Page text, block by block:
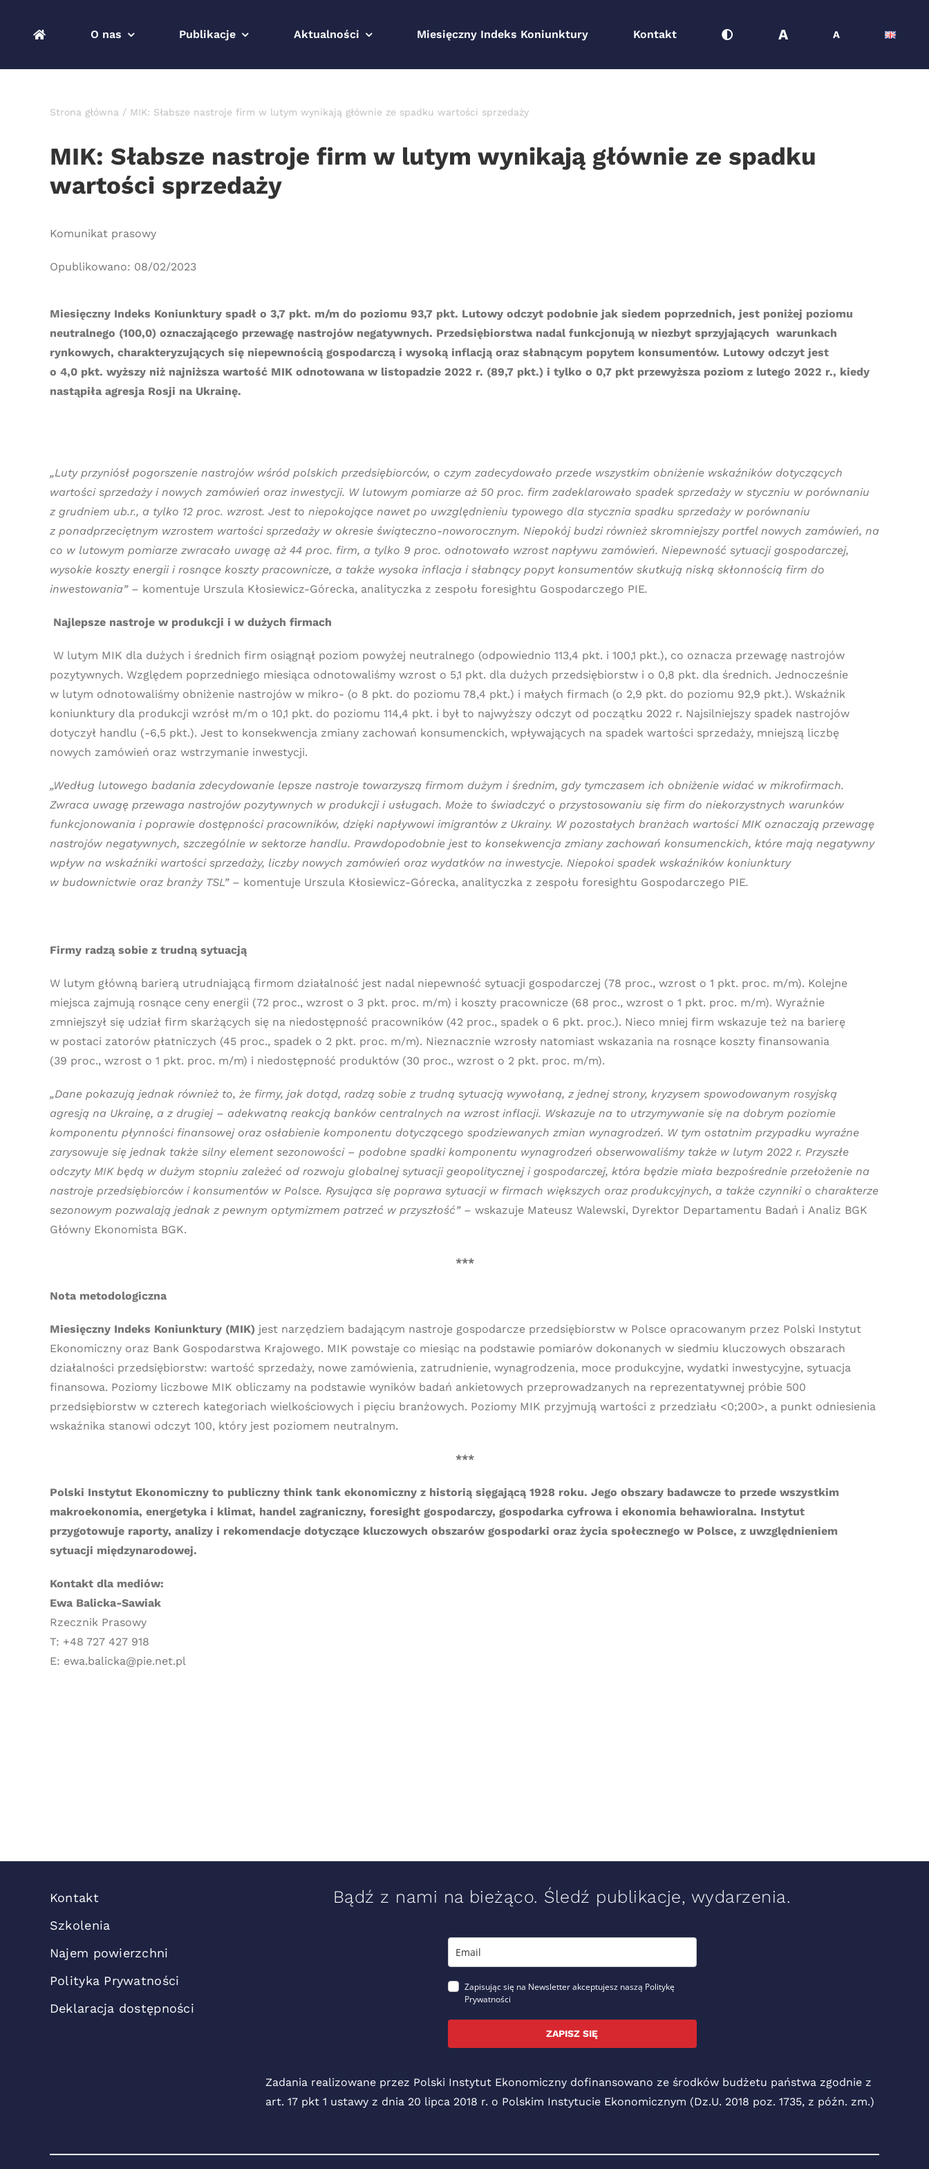
O nas Publikacje Aktualności Miesięczny Indeks Koniunktury Kontakt A A
Strona główna MIK: Słabsze nastroje firm w lutym wynikają głównie ze spadku wartości sprzedaży
MIK: Słabsze nastroje firm w lutym wynikają głównie ze spadku
wartości sprzedaży
Komunikat prasowy
Opublikowano: 08/02/2023
Miesięczny Indeks Koniunktury spadł o 3,7 pkt. m/m do poziomu 93,7 pkt. Lutowy odczyt podobnie jak siedem poprzednich, jest poniżej poziomu
neutralnego (100,0) oznaczającego przewagę nastrojów negatywnych. Przedsiębiorstwa nadal funkcjonują w niezbyt sprzyjających warunkach
rynkowych, charakteryzujących się niepewnością gospodarczą i wysoką inflacją oraz słabnącym popytem konsumentów. Lutowy odczyt jest
o 4,0 pkt. wyższy niż najniższa wartość MIK odnotowana w listopadzie 2022 r. (89,7 pkt.) i tylko o 0,7 pkt przewyższa poziom z lutego 2022 r., kiedy
nastąpiła agresja Rosji na Ukrainę.
„Luty przyniósł pogorszenie nastrojów wśród polskich przedsiębiorców, o czym zadecydowało przede wszystkim obniżenie wskaźników dotyczących
wartości sprzedaży i nowych zamówień oraz inwestycji. W lutowym pomiarze aż 50 proc. firm zadeklarowało spadek sprzedaży w styczniu w porównaniu
z grudniem ub.r., a tylko 12 proc. wzrost. Jest to niepokojące nawet po uwzględnieniu typowego dla stycznia spadku sprzedaży w porównaniu
z ponadprzeciętnym wzrostem wartości sprzedaży w okresie świąteczno-noworocznym. Niepokój budzi również skromniejszy portfel nowych zamówień, na
co w lutowym pomiarze zwracało uwagę aż 44 proc. firm, a tylko 9 proc. odnotowało wzrost napływu zamówień. Niepewność sytuacji gospodarczej,
wysokie koszty energii i rosnące koszty pracownicze, a także wysoka inflacja i słabnący popyt konsumentów skutkują niską skłonnością firm do
inwestowania” ­ – komentuje Urszula Kłosiewicz-Górecka, analityczka z zespołu foresightu Gospodarczego PIE.
Najlepsze nastroje w produkcji i w dużych firmach
W lutym MIK dla dużych i średnich firm osiągnął poziom powyżej neutralnego (odpowiednio 113,4 pkt. i 100,1 pkt.), co oznacza przewagę nastrojów
pozytywnych. Względem poprzedniego miesiąca odnotowaliśmy wzrost o 5,1 pkt. dla dużych przedsiębiorstw i o 0,8 pkt. dla średnich. Jednocześnie
w lutym odnotowaliśmy obniżenie nastrojów w mikro- (o 8 pkt. do poziomu 78,4 pkt.) i małych firmach (o 2,9 pkt. do poziomu 92,9 pkt.). Wskaźnik
koniunktury dla produkcji wzrósł m/m o 10,1 pkt. do poziomu 114,4 pkt. i był to najwyższy odczyt od początku 2022 r. Najsilniejszy spadek nastrojów
dotyczył handlu (-6,5 pkt.). Jest to konsekwencja zmiany zachowań konsumenckich, wpływających na spadek wartości sprzedaży, mniejszą liczbę
nowych zamówień oraz wstrzymanie inwestycji.
„Według lutowego badania zdecydowanie lepsze nastroje towarzyszą firmom dużym i średnim, gdy tymczasem ich obniżenie widać w mikrofirmach.
Zwraca uwagę przewaga nastrojów pozytywnych w produkcji i usługach. Może to świadczyć o przystosowaniu się firm do niekorzystnych warunków
funkcjonowania i poprawie dostępności pracowników, dzięki napływowi imigrantów z Ukrainy. W pozostałych branżach wartości MIK oznaczają przewagę
nastrojów negatywnych, szczególnie w sektorze handlu. Prawdopodobnie jest to konsekwencja zmiany zachowań konsumenckich, które mają negatywny
wpływ na wskaźniki wartości sprzedaży, liczby nowych zamówień oraz wydatków na inwestycje. Niepokoi spadek wskaźników koniunktury
w budownictwie oraz branży TSL” – komentuje Urszula Kłosiewicz-Górecka, analityczka z zespołu foresightu Gospodarczego PIE.
Firmy radzą sobie z trudną sytuacją
W lutym główną barierą utrudniającą firmom działalność jest nadal niepewność sytuacji gospodarczej (78 proc., wzrost o 1 pkt. proc. m/m). Kolejne
miejsca zajmują rosnące ceny energii (72 proc., wzrost o 3 pkt. proc. m/m) i koszty pracownicze (68 proc., wzrost o 1 pkt. proc. m/m). Wyraźnie
zmniejszył się udział firm skarżących się na niedostępność pracowników (42 proc., spadek o 6 pkt. proc.). Nieco mniej firm wskazuje też na barierę
w postaci zatorów płatniczych (45 proc., spadek o 2 pkt. proc. m/m). Nieznacznie wzrosły natomiast wskazania na rosnące koszty finansowania
(39 proc., wzrost o 1 pkt. proc. m/m) i niedostępność produktów (30 proc., wzrost o 2 pkt. proc. m/m).
„Dane pokazują jednak również to, że firmy, jak dotąd, radzą sobie z trudną sytuacją wywołaną, z jednej strony, kryzysem spowodowanym rosyjską
agresją na Ukrainę, a z drugiej – adekwatną reakcją banków centralnych na wzrost inflacji. Wskazuje na to utrzymywanie się na dobrym poziomie
komponentu płynności finansowej oraz osłabienie komponentu dotyczącego spodziewanych zmian wynagrodzeń. W tym ostatnim przypadku wyraźne
zarysowuje się jednak także silny element sezonowości – podobne spadki komponentu wynagrodzeń obserwowaliśmy także w lutym 2022 r. Przyszłe
odczyty MIK będą w dużym stopniu zależeć od rozwoju globalnej sytuacji geopolitycznej i gospodarczej, która będzie miała bezpośrednie przełożenie na
nastroje przedsiębiorców i konsumentów w Polsce. Rysująca się poprawa sytuacji w firmach większych oraz produkcyjnych, a także czynniki o charakterze
sezonowym pozwalają jednak z pewnym optymizmem patrzeć w przyszłość” – wskazuje Mateusz Walewski, Dyrektor Departamentu Badań i Analiz BGK
Główny Ekonomista BGK.
***
Nota metodologiczna
Miesięczny Indeks Koniunktury (MIK) jest narzędziem badającym nastroje gospodarcze przedsiębiorstw w Polsce opracowanym przez Polski Instytut
Ekonomiczny oraz Bank Gospodarstwa Krajowego. MIK powstaje co miesiąc na podstawie pomiarów dokonanych w siedmiu kluczowych obszarach
działalności przedsiębiorstw: wartość sprzedaży, nowe zamówienia, zatrudnienie, wynagrodzenia, moce produkcyjne, wydatki inwestycyjne, sytuacja
finansowa. Poziomy liczbowe MIK obliczamy na podstawie wyników badań ankietowych przeprowadzanych na reprezentatywnej próbie 500
przedsiębiorstw w czterech kategoriach wielkościowych i pięciu branżowych. Poziomy MIK przyjmują wartości z przedziału <0;200>, a punkt odniesienia
wskaźnika stanowi odczyt 100, który jest poziomem neutralnym.
***
Polski Instytut Ekonomiczny to publiczny think tank ekonomiczny z historią sięgającą 1928 roku. Jego obszary badawcze to przede wszystkim
makroekonomia, energetyka i klimat, handel zagraniczny, foresight gospodarczy, gospodarka cyfrowa i ekonomia behawioralna. Instytut
przygotowuje raporty, analizy i rekomendacje dotyczące kluczowych obszarów gospodarki oraz życia społecznego w Polsce, z uwzględnieniem
sytuacji międzynarodowej.
Kontakt dla mediów:
Ewa Balicka-Sawiak
Rzecznik Prasowy
T: +48 727 427 918
E: ewa.balicka@pie.net.pl
Kontakt
Szkolenia
Najem powierzchni
Polityka Prywatności
Deklaracja dostępności
Bądź z nami na bieżąco. Śledź publikacje, wydarzenia.
Zapisując się na Newsletter akceptujesz naszą Politykę
Prywatności
ZAPISZ SIĘ
Zadania realizowane przez Polski Instytut Ekonomiczny dofinansowano ze środków budżetu państwa zgodnie z
art. 17 pkt 1 ustawy z dnia 20 lipca 2018 r. o Polskim Instytucie Ekonomicznym (Dz.U. 2018 poz. 1735, z późn. zm.)